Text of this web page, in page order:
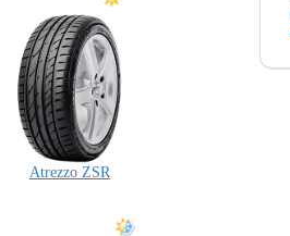
Atrezzo ZSR